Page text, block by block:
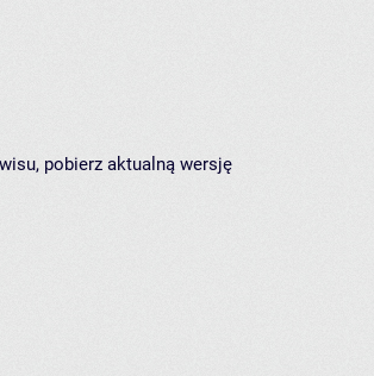
pobierz aktualną wersję